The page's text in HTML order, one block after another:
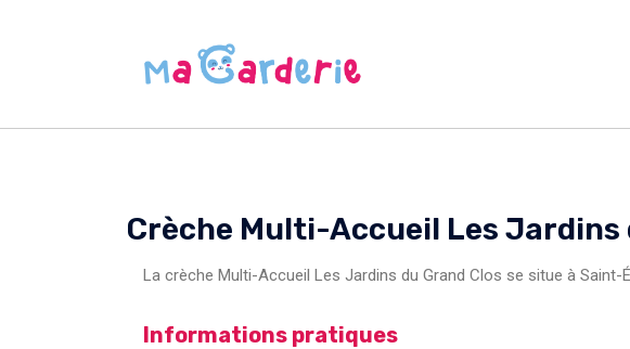
Crèche Multi-Accueil Les
La crèche Multi-Accueil Les Jardins du Grand Clos se situe à Saint-
Informations pratiques